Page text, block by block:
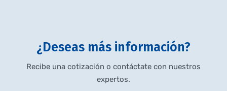
¿Deseas más información?
Recibe una cotización o contáctate con nuestros
expertos.